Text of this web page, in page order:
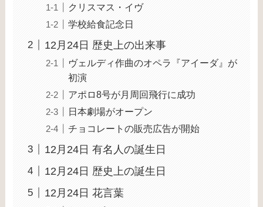
クリスマス・イヴ
学校給食記念日
12月24日 歴史上の出来事
ヴェルディ作曲のオペラ『アイーダ』が
初演
アポロ8号が月周回飛行に成功
日本劇場がオープン
チョコレートの販売広告が開始
12月24日 有名人の誕生日
12月24日 歴史上の誕生日
12月24日 花言葉